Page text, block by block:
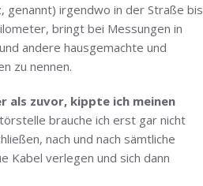
genannt) irgendwo in der Straße bis
bringt bei Messungen in
andere hausgemachte und
zu nennen.
als zuvor, kippte ich meinen
brauche ich erst gar nicht
nach und nach sämtliche
Kabel verlegen und sich dann